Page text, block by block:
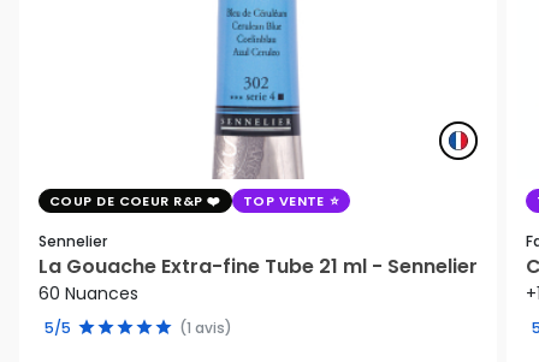
COUP DE COEUR R&P TOP VENTE
Sennelier
La Gouache Extra-fine Tube 21 ml - Sennelier
60 Nuances
5/5 (1 avis)